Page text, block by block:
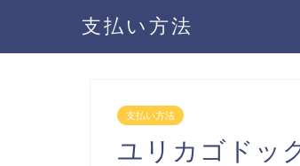
支払い方法
支払い方法
ユリカゴドッ